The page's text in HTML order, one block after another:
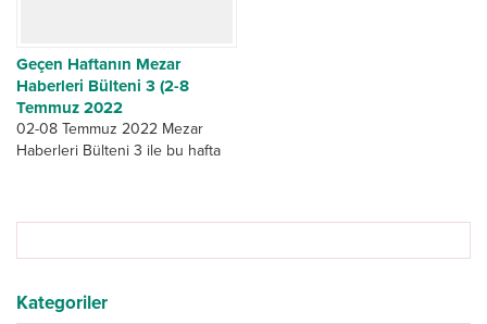
Geçen Haftanın Mezar
Haberleri Bülteni 3 (2-8
Temmuz 2022
02-08 Temmuz 2022 Mezar
Haberleri Bülteni 3 ile bu hafta
Kategoriler